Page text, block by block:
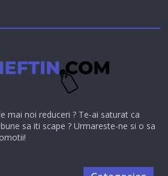
mai noi reduceri ? Te-ai saturat ca
sa iti scape ? Urmareste-ne si o sa